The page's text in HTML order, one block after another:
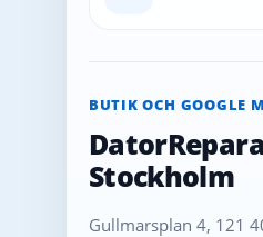
BUTIK OCH GOOGLE
Stockholm
Gullmarsplan 4, 121